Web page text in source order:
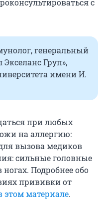
с
генеральный
Груп»,
имени И.
при любых
на аллергию:
вызова медиков
сильные головные
Подробнее обо
прививки от
материале.